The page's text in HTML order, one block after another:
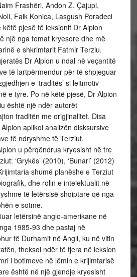
Frashëri, Andon Z. Çajupi,
Faik Konica, Lasgush Poradeci
pjesë të leksionit Dr Alpion
një nga temat kryesore dhe më
e shkrimtarit Fatmir Terziu.
Dr Alpion u ndal në veçantitë
të lartpërmendur për të shpjeguar
e ‘traditës’ si leitmotiv
e tyre. Po në këtë pjesë, Dr Alpion
është një ndër autorët
traditën me origjinalitet. Disa
aplikoi analizën disksursive
të ndryshme të Terziut.
u përqëndrua kryesisht në tre
‘Grykës’ (2010), ‘Bunari’ (2012)
shumë planëshe e Terziut
dhe rolin e intelektualit në
të letërsisë shqiptare që nga
e sotme.
letërsinë anglo-amerikane në
1985-93 dhe pastaj në
të Durhamit në Angli, ku në vitin
theksoi ndër të tjera në leksion
i botimeve në lëmin e krijimtarisë
është në një gjendje kryesisht